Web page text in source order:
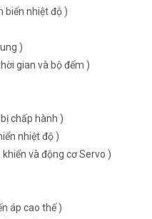
nhiệt độ )
)
gian và bộ đếm )
chấp hành )
nhiệt độ )
và động cơ Servo )
áp cao thế )